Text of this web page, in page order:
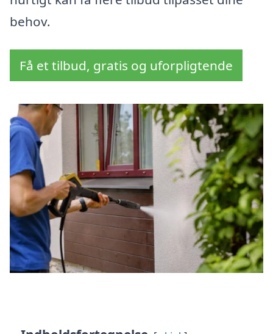
behov.
Få et tilbud, gratis og uforpligtende